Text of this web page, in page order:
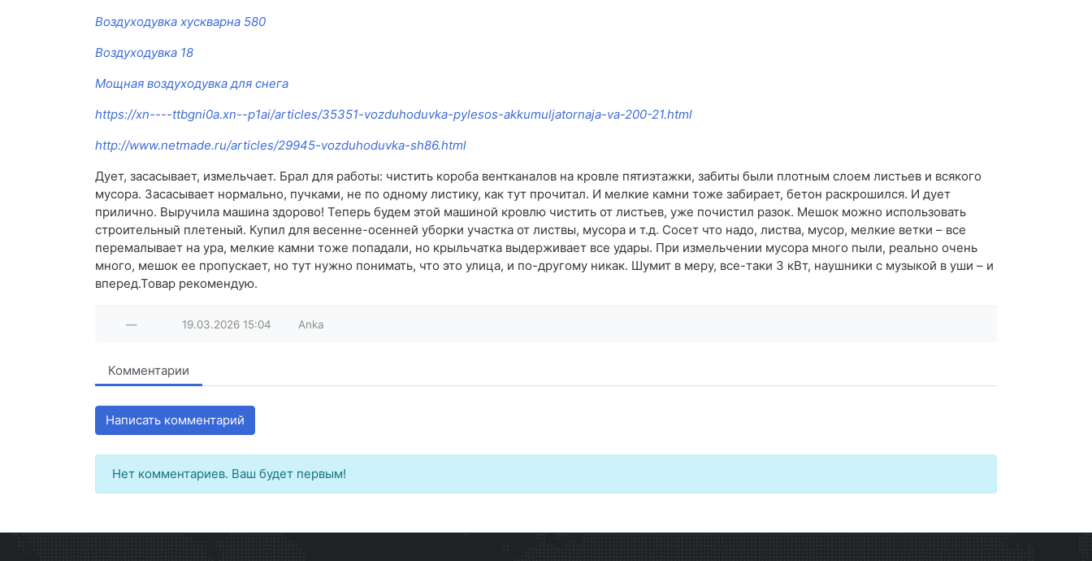
Воздуходувка хускварна 580
Воздуходувка 18
Мощная воздуходувка для снега
https://xn----ttbgni0a.xn--p1ai/articles/35351-vozduhoduvka-pylesos-akkumuljatornaja-va-200-21.html
http://www.netmade.ru/articles/29945-vozduhoduvka-sh86.html
Дует, засасывает, измельчает. Брал для работы: чистить короба вентканалов на кровле пятиэтажки, забиты были плотным слоем листьев и всякого
мусора. Засасывает нормально, пучками, не по одному листику, как тут прочитал. И мелкие камни тоже забирает, бетон раскрошился. И дует
прилично. Выручила машина здорово! Теперь будем этой машиной кровлю чистить от листьев, уже почистил разок. Мешок можно использовать
строительный плетеный. Купил для весенне-осенней уборки участка от листвы, мусора и т.д. Сосет что надо, листва, мусор, мелкие ветки – все
перемалывает на ура, мелкие камни тоже попадали, но крыльчатка выдерживает все удары. При измельчении мусора много пыли, реально очень
много, мешок ее пропускает, но тут нужно понимать, что это улица, и по-другому никак. Шумит в меру, все-таки 3 кВт, наушники с музыкой в уши – и
вперед.Товар рекомендую.
— 19.03.2026 15:04 Anka
Комментарии
Написать комментарий
Нет комментариев. Ваш будет первым!